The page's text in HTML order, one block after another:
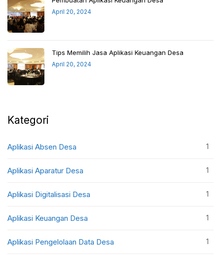
April 20, 2024
Tips Memilih Jasa Aplikasi Keuangan Desa
April 20, 2024
Kategori
Aplikasi Absen Desa 1
Aplikasi Aparatur Desa 1
Aplikasi Digitalisasi Desa 1
Aplikasi Keuangan Desa 1
Aplikasi Pengelolaan Data Desa 1